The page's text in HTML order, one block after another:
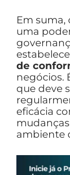
Em suma,
uma
de
negócios.
que deve
eficácia
ambiente